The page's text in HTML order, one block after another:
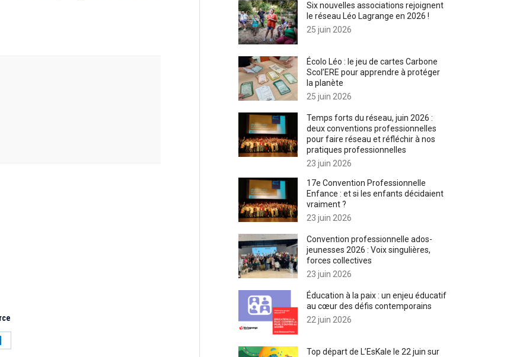
Six nouvelles associations rejoignent
le réseau Léo Lagrange en 2026 !
25 juin 2026
Écolo Léo : le jeu de cartes Carbone
Scol’ERE pour apprendre à protéger
la planète
25 juin 2026
Temps forts du réseau, juin 2026 :
deux conventions professionnelles
pour faire réseau et réfléchir à nos
pratiques professionnelles
23 juin 2026
17e Convention Professionnelle
Enfance : et si les enfants décidaient
vraiment ?
23 juin 2026
Convention professionnelle ados-
jeunesses 2026 : Voix singulières,
forces collectives
23 juin 2026
Éducation à la paix : un enjeu éducatif
au cœur des défis contemporains
22 juin 2026
Top départ de L’EsKale le 22 juin sur